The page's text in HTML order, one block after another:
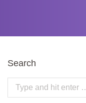
Search
Search: